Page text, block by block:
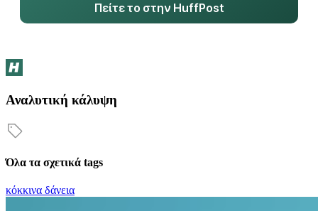
Πείτε το στην HuffPost
Αναλυτική κάλυψη
Όλα τα σχετικά tags
κόκκινα δάνεια